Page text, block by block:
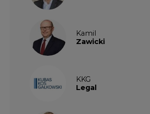
Kamil
Zawicki
KKG
Legal